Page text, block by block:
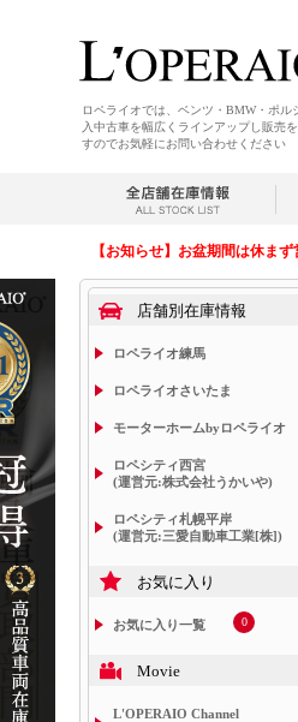
ロペライオでは、ベンツ・BMW・ポ
入中古車を幅広くラインアップし販売
すのでお気軽にお問い合わせください
【お知らせ】お盆期間は休ま
店舗別在庫情報
ロペライオ練馬
ロペライオさいたま
モーターホームbyロペライオ
ロペシティ西宮
(運営元:株式会社うかいや)
ロペシティ札幌平岸
(運営元:三愛自動車工業[株])
お気に入り
お気に入り一覧 0
Movie
L'OPERAIO Channel